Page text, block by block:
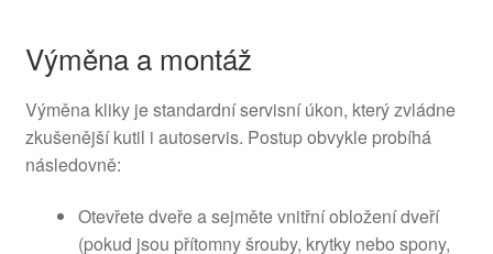
Výměna a montáž
Výměna kliky je standardní servisní úkon, který zvládne
zkušenější kutil i autoservis. Postup obvykle probíhá
následovně:
Otevřete dveře a sejměte vnitřní obložení dveří
(pokud jsou přítomny šrouby, krytky nebo spony,